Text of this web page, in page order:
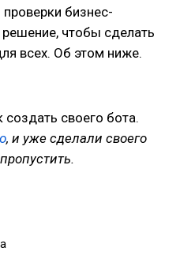
бизнес-
чтобы сделать
всех. Об этом ниже.
создать своего бота.
, и уже сделали своего